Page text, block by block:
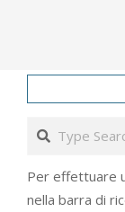
Search
Per effettuare
nella barra di